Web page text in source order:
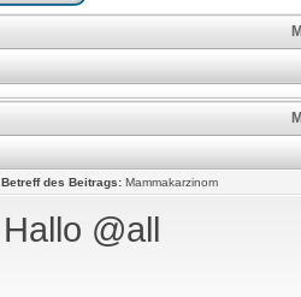
Betreff des Beitrags: Mammakarzinom
Hallo @all